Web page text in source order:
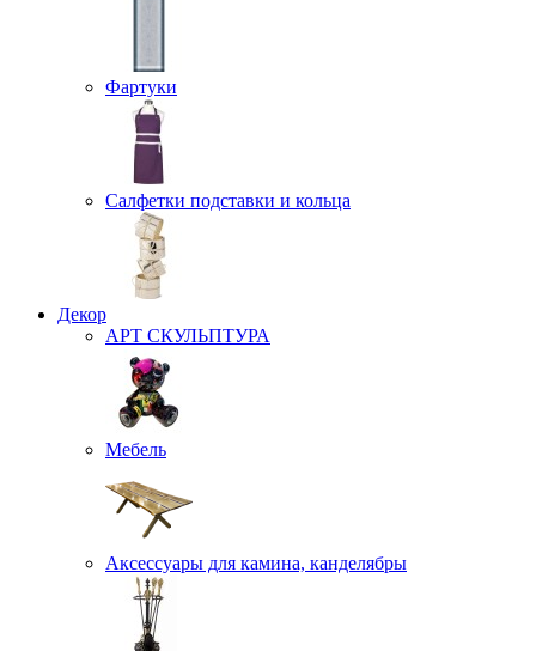
Фартуки
Салфетки подставки и кольца
Декор
АРТ СКУЛЬПТУРА
Мебель
Аксессуары для камина, канделябры